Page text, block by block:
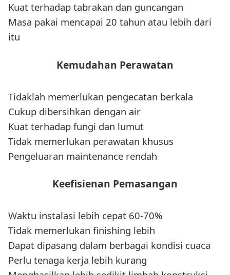
Kuat terhadap tabrakan dan guncangan
Masa pakai mencapai 20 tahun atau lebih dari
itu
Kemudahan Perawatan
Tidaklah memerlukan pengecatan berkala
Cukup dibersihkan dengan air
Kuat terhadap fungi dan lumut
Tidak memerlukan perawatan khusus
Pengeluaran maintenance rendah
Keefisienan Pemasangan
Waktu instalasi lebih cepat 60-70%
Tidak memerlukan finishing lebih
Dapat dipasang dalam berbagai kondisi cuaca
Perlu tenaga kerja lebih kurang